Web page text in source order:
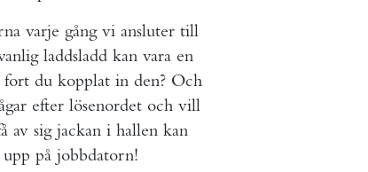
varje gång vi ansluter till
laddsladd kan vara en
fort du kopplat in den? Och
efter lösenordet och vill
av sig jackan i hallen kan
upp på jobbdatorn!